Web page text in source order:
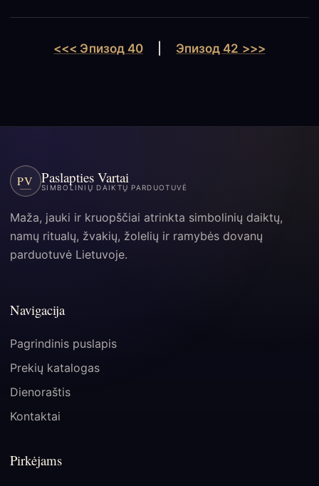
<<< Эпизод 40| Эпизод 42 >>>
PV Paslapties Vartai
SIMBOLINIŲ DAIKTŲ PARDUOTUVĖ
Maža, jauki ir kruopščiai atrinkta simbolinių daiktų,
namų ritualų, žvakių, žolelių ir ramybės dovanų
parduotuvė Lietuvoje.
Navigacija
Pagrindinis puslapis
Prekių katalogas
Dienoraštis
Kontaktai
Pirkėjams